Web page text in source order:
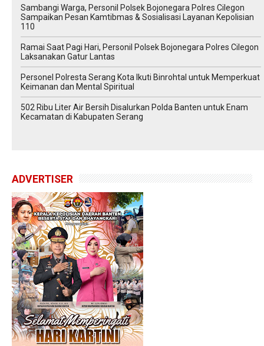
Sambangi Warga, Personil Polsek Bojonegara Polres Cilegon
Sampaikan Pesan Kamtibmas & Sosialisasi Layanan Kepolisian
110
Ramai Saat Pagi Hari, Personil Polsek Bojonegara Polres Cilegon
Laksanakan Gatur Lantas
Personel Polresta Serang Kota Ikuti Binrohtal untuk Memperkuat
Keimanan dan Mental Spiritual
502 Ribu Liter Air Bersih Disalurkan Polda Banten untuk Enam
Kecamatan di Kabupaten Serang
ADVERTISER